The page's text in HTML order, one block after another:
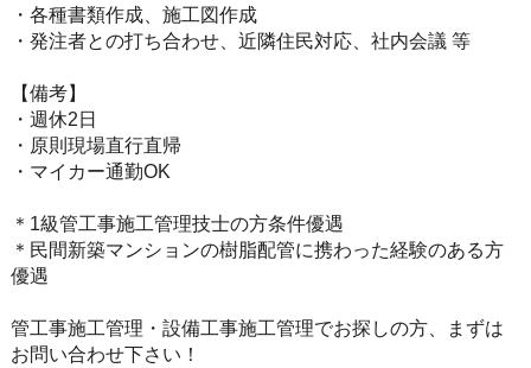
・各種書類作成、施工図作成
・発注者との打ち合わせ、近隣住民対応、社内会議 等
【備考】
・週休2日
・原則現場直行直帰
・マイカー通勤OK
＊1級管工事施工管理技士の方条件優遇
＊民間新築マンションの樹脂配管に携わった経験のある方
優遇
管工事施工管理・設備工事施工管理でお探しの方、まずは
お問い合わせ下さい！